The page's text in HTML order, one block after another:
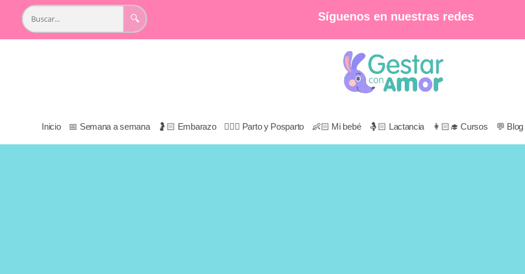
🔍 Síguenos en nuestras redes
Inicio 📅 Semana a semana 🤰🏻 Embarazo 👩🏻‍⚕️ Parto y Posparto 👶🏻 Mi bebé 🤱🏻 Lactancia 👩🏻‍🎓 Cursos 💬 Blog